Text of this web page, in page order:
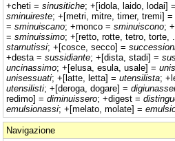
+cheti = sinusitiche; +[idola, laido, lodai] =
sminuireste; +[metri, mitre, timer, tremi] =
= sminuiscano; +monco = sminuiscono;
= sminuissimo; +[retto, rotte, tetro, torte,
starnutissi; +[cosce, secco] =
+desta = sussidiante; +[dista, stadi] =
uncinassimo; +[elusa, esula, usale] =
unisessuati; +[latte, letta] = utensilista;
utensilisti; +[deroga, dogare] =
redimo] = diminuissero; +digest =
emulsionassi; +[melato, molate] =
Navigazione